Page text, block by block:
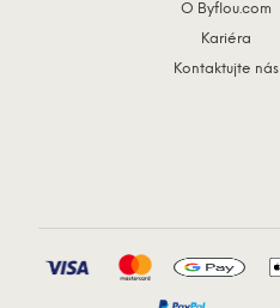
O Byflou.com
Kariéra
Kontaktujte nás